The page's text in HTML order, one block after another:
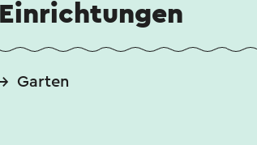
Einrichtungen
Garten